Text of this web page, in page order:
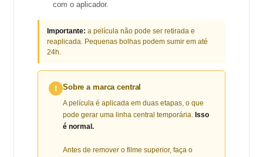
com o aplicador.
Importante: a película não pode ser retirada e
reaplicada. Pequenas bolhas podem sumir em até
24h.
! Sobre a marca central
A película é aplicada em duas etapas, o que
pode gerar uma linha central temporária. Isso
é normal.
Antes de remover o filme superior, faça o